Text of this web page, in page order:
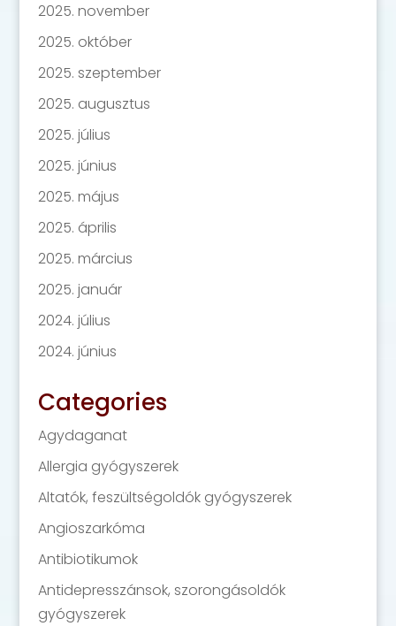
2025. november
2025. október
2025. szeptember
2025. augusztus
2025. július
2025. június
2025. május
2025. április
2025. március
2025. január
2024. július
2024. június
Categories
Agydaganat
Allergia gyógyszerek
Altatók, feszültségoldók gyógyszerek
Angioszarkóma
Antibiotikumok
Antidepresszánsok, szorongásoldók
gyógyszerek